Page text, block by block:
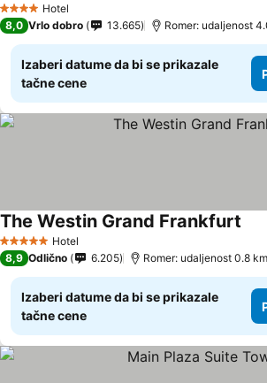
4 ZvezdiceHotel
8,0 Vrlo dobro 13.665 Romer: udaljenost
Izaberi datume da bi se prikazale
tačne cene
5 ZvezdiceHotel
The Westin Grand Frankfurt
8,9 Odlično 6.205 Romer: udaljenost 0.8 km
Izaberi datume da bi se prikazale
tačne cene